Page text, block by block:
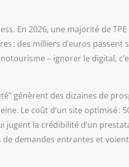
En 2026, une majorité de TPE
: des milliers d’euros passent
– ignorer le digital,
génèrent des dizaines de
Le coût d’un site optimisé :
jugent la crédibilité d’un
demandes entrantes et